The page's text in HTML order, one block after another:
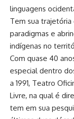
linguagens
Tem sua
paradigmas e
indígenas no
Com quase 40
especial dentro
a 1991, Teatro
Livre, na qual é
tem em sua